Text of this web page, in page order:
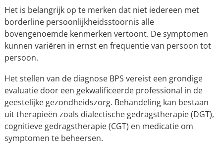
Het is belangrijk op te merken dat niet iedereen met
borderline persoonlijkheidsstoornis alle
bovengenoemde kenmerken vertoont. De symptomen
kunnen variëren in ernst en frequentie van persoon tot
persoon.
Het stellen van de diagnose BPS vereist een grondige
evaluatie door een gekwalificeerde professional in de
geestelijke gezondheidszorg. Behandeling kan bestaan
uit therapieën zoals dialectische gedragstherapie (DGT),
cognitieve gedragstherapie (CGT) en medicatie om
symptomen te beheersen.